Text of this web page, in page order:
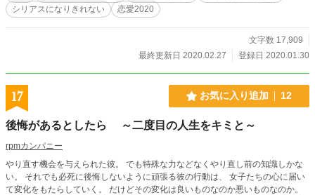
シリアスになりきれない
恋愛2020
文字数 17,909
最終更新日 2020.02.27
登録日 2020.01.30
17 お気に入り追加 12
後悔があるとしたら ～二度目の人生をキミと～
rpmカンパニー
やり直す機会を与えられた彼。 でも特殊な力などなくやり直し前の知識しかな
い。 それでも必死に後悔しないように頑張る彼の行動は、 女子たちの心に届い
て変化をもたらしていく。 だけどその変化は良いものなのか悪いものなのか。